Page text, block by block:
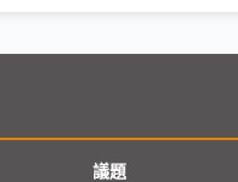
議題